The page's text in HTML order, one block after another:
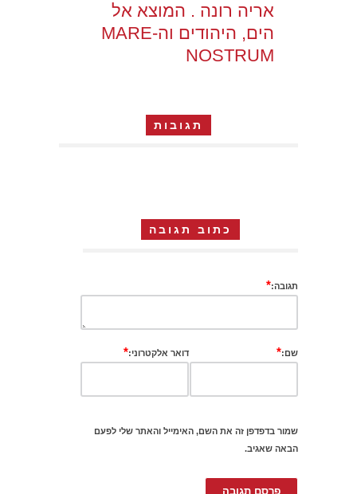
אריה רונה . המוצא אל
הים, היהודים וה-MARE
NOSTRUM
תגובות
כתוב תגובה
תגובה:*
שם:* דואר אלקטרוני:*
שמור בדפדפן זה את השם, האימייל והאתר שלי לפעם
הבאה שאגיב.